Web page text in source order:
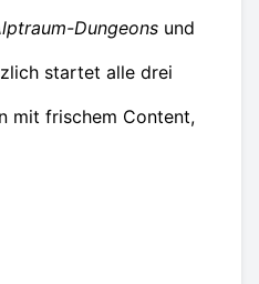
Dungeons und
startet alle drei
mit frischem Content,